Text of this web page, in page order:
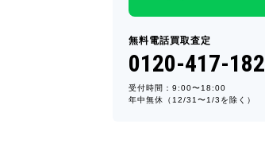
無料電話買取査定
0120-417-182
受付時間：9:00〜18:00
年中無休（12/31〜1/3を除く）